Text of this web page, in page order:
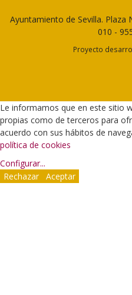
Ayuntamiento de Sevilla. Plaza
010 -
Proyecto
Le informamos que en este sitio
propias como de terceros para
acuerdo con sus hábitos de
política de cookies
Configurar...
Rechazar
Aceptar